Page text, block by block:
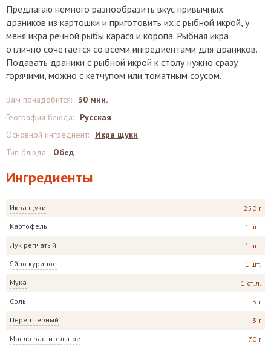
Предлагаю немного разнообразить вкус привычных
драников из картошки и приготовить их с рыбной икрой, у
меня икра речной рыбы карася и коропа. Рыбная икра
отлично сочетается со всеми ингредиентами для драников.
Подавать драники с рыбной икрой к столу нужно сразу
горячими, можно с кетчупом или томатным соусом.
Ингредиенты
Икра щуки 250 г
Картофель 1 шт.
Лук репчатый 1 шт.
Яйцо куриное 1 шт.
Мука 1 ст.л.
Соль 3 г
Перец черный 3 г
Масло растительное 70 г
Вам понадобится:
30 мин.
География блюда:
Русская
Основной ингредиент:
Икра щуки
Тип блюда: Обед